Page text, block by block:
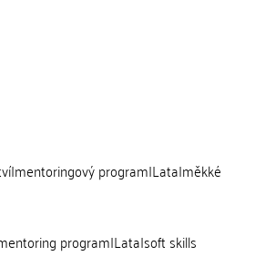
program|Lata|měkké
program|Lata|soft skills